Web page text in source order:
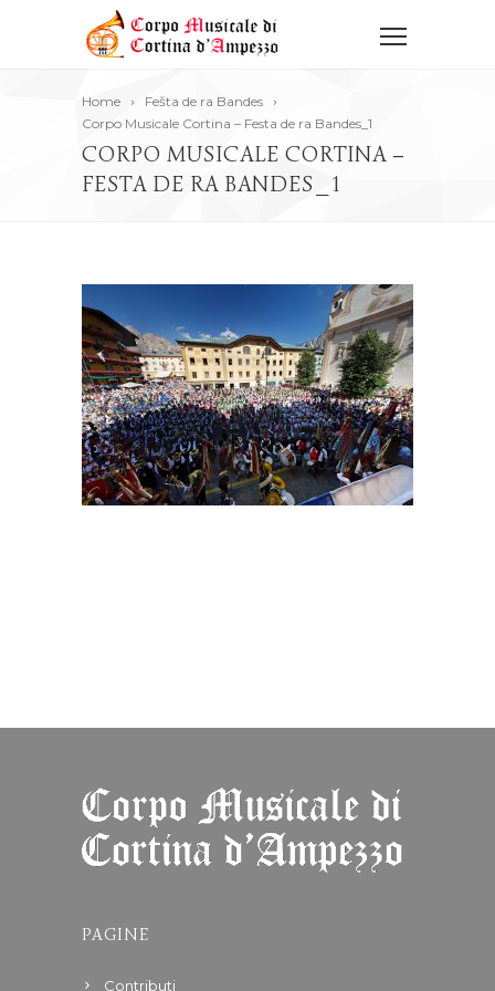
Home
Fešta de ra Bandes
Corpo Musicale Cortina – Festa de ra Bandes_1
CORPO MUSICALE CORTINA –
FESTA DE RA BANDES_1
PAGINE
Contributi